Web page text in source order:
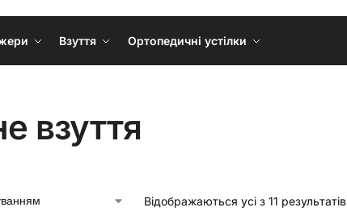
Взуття Ортопедичні устілки
взуття
Відображаються усі з 11 результатів